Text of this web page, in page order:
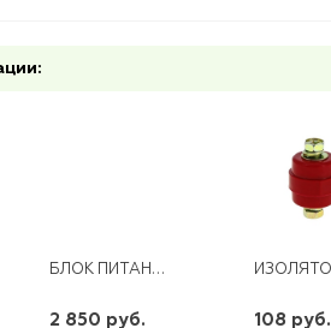
БЛОК ПИТАНИЯ LED 12V 240W IP65
2 850 руб. 108 руб.